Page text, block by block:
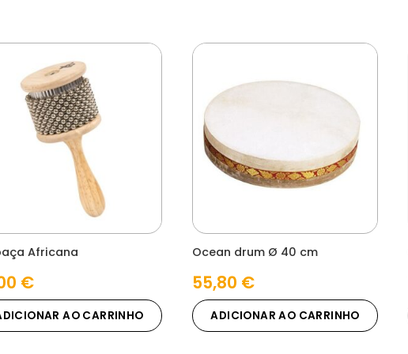
Africana
€
AO CARRINHO
Ocean drum Ø 40 cm
55,80 €
ADICIONAR AO CARRINHO